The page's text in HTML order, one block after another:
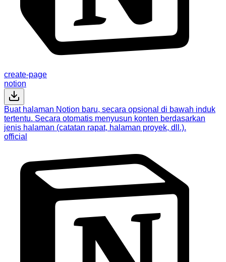
create-page
notion
Buat halaman Notion baru, secara opsional di bawah induk
tertentu. Secara otomatis menyusun konten berdasarkan
jenis halaman (catatan rapat, halaman proyek, dll.).
official